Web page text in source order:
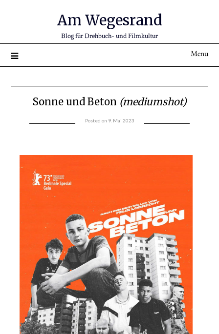
Am Wegesrand
Blog für Drehbuch- und Filmkultur
Menu
Sonne und Beton (mediumshot)
Posted on 9. Mai 2023